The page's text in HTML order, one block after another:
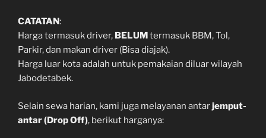
CATATAN:
Harga termasuk driver, BELUMtermasuk BBM, Tol,
Parkir, dan makan driver (Bisa diajak).
Harga luar kota adalah untuk pemakaian diluar wilayah
Jabodetabek.
Selain sewa harian, kami juga melayanan antarjemput-
antar (Drop Off), berikut harganya: